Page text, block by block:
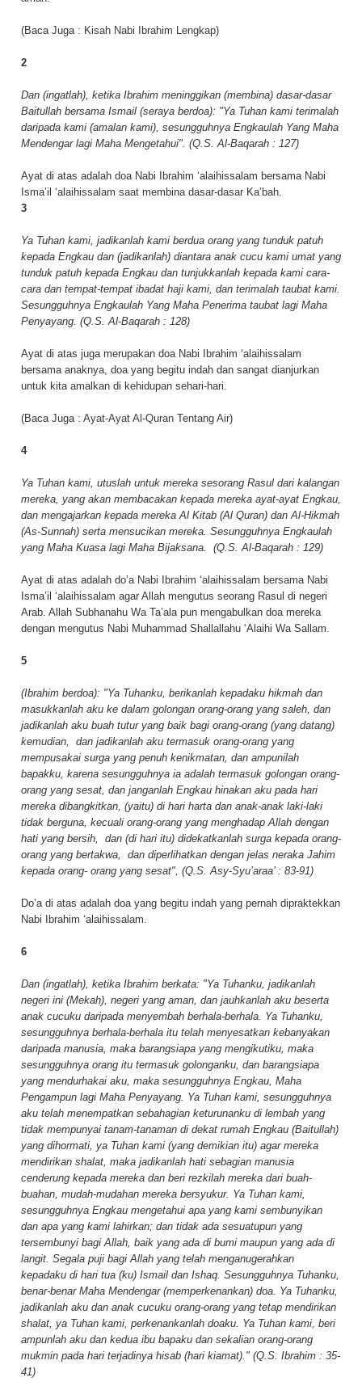
(Baca Juga : Kisah Nabi Ibrahim Lengkap)
2
Dan (ingatlah), ketika Ibrahim meninggikan (membina) dasar-dasar
Baitullah bersama Ismail (seraya berdoa): "Ya Tuhan kami terimalah
daripada kami (amalan kami), sesungguhnya Engkaulah Yang Maha
Mendengar lagi Maha Mengetahui". (Q.S. Al-Baqarah : 127)
Ayat di atas adalah doa Nabi Ibrahim ‘alaihissalam bersama Nabi
Isma’il ‘alaihissalam saat membina dasar-dasar Ka’bah.
3
Ya Tuhan kami, jadikanlah kami berdua orang yang tunduk patuh
kepada Engkau dan (jadikanlah) diantara anak cucu kami umat yang
tunduk patuh kepada Engkau dan tunjukkanlah kepada kami cara-
cara dan tempat-tempat ibadat haji kami, dan terimalah taubat kami.
Sesungguhnya Engkaulah Yang Maha Penerima taubat lagi Maha
Penyayang. (Q.S. Al-Baqarah : 128)
Ayat di atas juga merupakan doa Nabi Ibrahim ‘alaihissalam
bersama anaknya, doa yang begitu indah dan sangat dianjurkan
untuk kita amalkan di kehidupan sehari-hari.
(Baca Juga : Ayat-Ayat Al-Quran Tentang Air)
4
Ya Tuhan kami, utuslah untuk mereka sesorang Rasul dari kalangan
mereka, yang akan membacakan kepada mereka ayat-ayat Engkau,
dan mengajarkan kepada mereka Al Kitab (Al Quran) dan Al-Hikmah
(As-Sunnah) serta mensucikan mereka. Sesungguhnya Engkaulah
yang Maha Kuasa lagi Maha Bijaksana.
(Q.S. Al-Baqarah : 129)
Ayat di atas adalah do’a Nabi Ibrahim ‘alaihissalam bersama Nabi
Isma’il ‘alaihissalam agar Allah mengutus seorang Rasul di negeri
Arab. Allah Subhanahu Wa Ta’ala pun mengabulkan doa mereka
dengan mengutus Nabi Muhammad Shallallahu ‘Alaihi Wa Sallam.
5
(Ibrahim berdoa): "Ya Tuhanku, berikanlah kepadaku hikmah dan
masukkanlah aku ke dalam golongan orang-orang yang saleh, dan
jadikanlah aku buah tutur yang baik bagi orang-orang (yang datang)
kemudian,
dan jadikanlah aku termasuk orang-orang yang
mempusakai surga yang penuh kenikmatan, dan ampunilah
bapakku, karena sesungguhnya ia adalah termasuk golongan orang-
orang yang sesat, dan janganlah Engkau hinakan aku pada hari
mereka dibangkitkan, (yaitu) di hari harta dan anak-anak laki-laki
tidak berguna, kecuali orang-orang yang menghadap Allah dengan
hati yang bersih,
dan (di hari itu) didekatkanlah surga kepada orang-
orang yang bertakwa,
dan diperlihatkan dengan jelas neraka Jahim
kepada orang- orang yang sesat", (Q.S. Asy-Syu’araa’ : 83-91)
Do’a di atas adalah doa yang begitu indah yang pernah dipraktekkan
Nabi Ibrahim ‘alaihissalam.
6
Dan (ingatlah), ketika Ibrahim berkata: "Ya Tuhanku, jadikanlah
negeri ini (Mekah), negeri yang aman, dan jauhkanlah aku beserta
anak cucuku daripada menyembah berhala-berhala. Ya Tuhanku,
sesungguhnya berhala-berhala itu telah menyesatkan kebanyakan
daripada manusia, maka barangsiapa yang mengikutiku, maka
sesungguhnya orang itu termasuk golonganku, dan barangsiapa
yang mendurhakai aku, maka sesungguhnya Engkau, Maha
Pengampun lagi Maha Penyayang. Ya Tuhan kami, sesungguhnya
aku telah menempatkan sebahagian keturunanku di lembah yang
tidak mempunyai tanam-tanaman di dekat rumah Engkau (Baitullah)
yang dihormati, ya Tuhan kami (yang demikian itu) agar mereka
mendirikan shalat, maka jadikanlah hati sebagian manusia
cenderung kepada mereka dan beri rezkilah mereka dari buah-
buahan, mudah-mudahan mereka bersyukur. Ya Tuhan kami,
sesungguhnya Engkau mengetahui apa yang kami sembunyikan
dan apa yang kami lahirkan; dan tidak ada sesuatupun yang
tersembunyi bagi Allah, baik yang ada di bumi maupun yang ada di
langit. Segala puji bagi Allah yang telah menganugerahkan
kepadaku di hari tua (ku) Ismail dan Ishaq. Sesungguhnya Tuhanku,
benar-benar Maha Mendengar (memperkenankan) doa. Ya Tuhanku,
jadikanlah aku dan anak cucuku orang-orang yang tetap mendirikan
shalat, ya Tuhan kami, perkenankanlah doaku. Ya Tuhan kami, beri
ampunlah aku dan kedua ibu bapaku dan sekalian orang-orang
mukmin pada hari terjadinya hisab (hari kiamat)." (Q.S. Ibrahim : 35-
41)